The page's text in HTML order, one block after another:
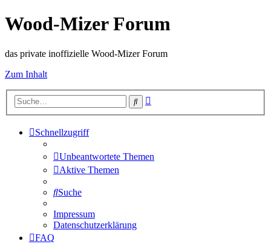
Wood-Mizer Forum
das private inoffizielle Wood-Mizer Forum
Zum Inhalt
Suche
Schnellzugriff
Unbeantwortete Themen
Aktive Themen
Suche
Impressum
Datenschutzerklärung
FAQ